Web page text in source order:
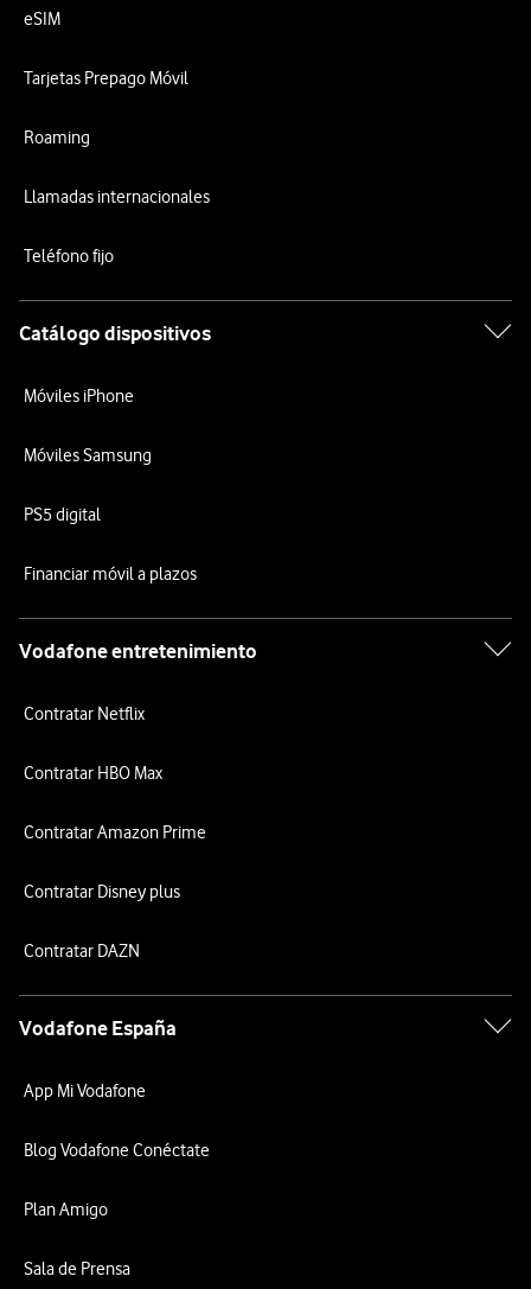
eSIM
Tarjetas Prepago Móvil
Roaming
Llamadas internacionales
Teléfono fijo
Catálogo dispositivos
Móviles iPhone
Móviles Samsung
PS5 digital
Financiar móvil a plazos
Vodafone entretenimiento
Contratar Netflix
Contratar HBO Max
Contratar Amazon Prime
Contratar Disney plus
Contratar DAZN
Vodafone España
App Mi Vodafone
Blog Vodafone Conéctate
Plan Amigo
Sala de Prensa